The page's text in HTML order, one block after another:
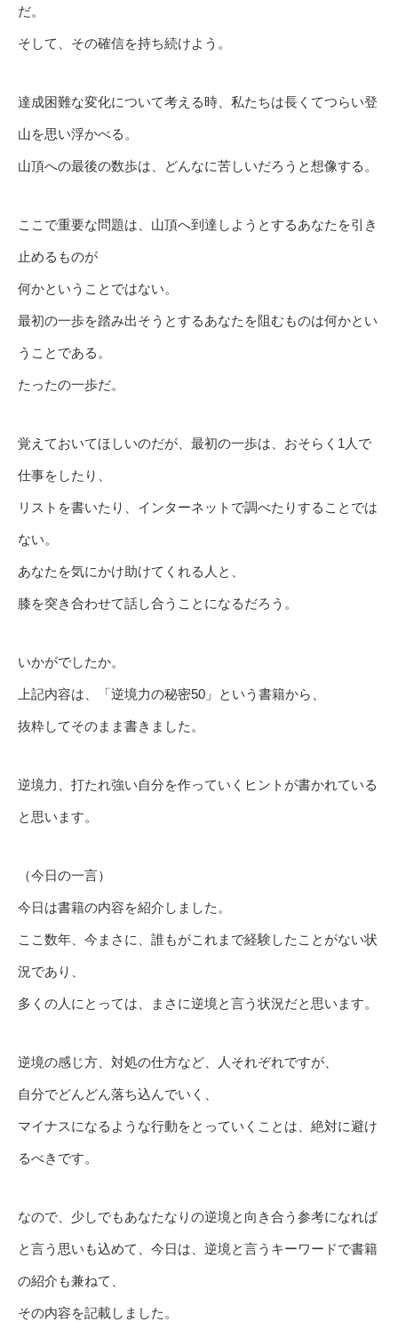
だ。
そして、その確信を持ち続けよう。
達成困難な変化について考える時、私たちは長くてつらい登
山を思い浮かべる。
山頂への最後の数歩は、どんなに苦しいだろうと想像する。
ここで重要な問題は、山頂へ到達しようとするあなたを引き
止めるものが
何かということではない。
最初の一歩を踏み出そうとするあなたを阻むものは何かとい
うことである。
たったの一歩だ。
覚えておいてほしいのだが、最初の一歩は、おそらく1人で
仕事をしたり、
リストを書いたり、インターネットで調べたりすることでは
ない。
あなたを気にかけ助けてくれる人と、
膝を突き合わせて話し合うことになるだろう。
いかがでしたか。
上記内容は、「逆境力の秘密50」という書籍から、
抜粋してそのまま書きました。
逆境力、打たれ強い自分を作っていくヒントが書かれている
と思います。
（今日の一言）
今日は書籍の内容を紹介しました。
ここ数年、今まさに、誰もがこれまで経験したことがない状
況であり、
多くの人にとっては、まさに逆境と言う状況だと思います。
逆境の感じ方、対処の仕方など、人それぞれですが、
自分でどんどん落ち込んでいく、
マイナスになるような行動をとっていくことは、絶対に避け
るべきです。
なので、少しでもあなたなりの逆境と向き合う参考になれば
と言う思いも込めて、今日は、逆境と言うキーワードで書籍
の紹介も兼ねて、
その内容を記載しました。